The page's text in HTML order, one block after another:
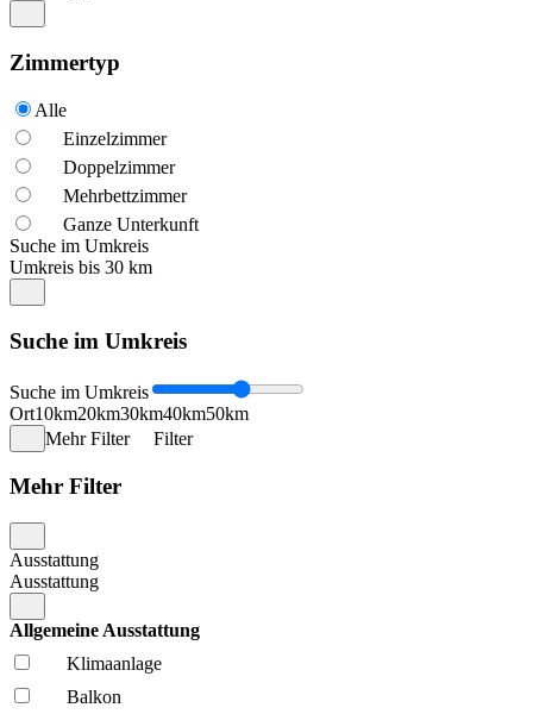
Zimmertyp
Alle
Einzelzimmer
Doppelzimmer
Mehrbettzimmer
Ganze Unterkunft
Suche im Umkreis
Umkreis bis 30 km
Suche im Umkreis
Suche im Umkreis
Ort10km20km30km40km50km
Mehr Filter
Filter
Mehr Filter
Ausstattung
Ausstattung
Allgemeine Ausstattung
Klima­anlage
Balkon